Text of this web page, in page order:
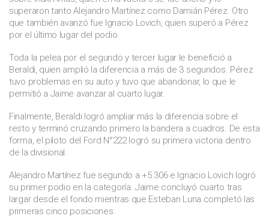
superaron tanto Alejandro Martínez como Damián Pérez. Otro
que también avanzó fue Ignacio Lovich, quien superó a Pérez
por el último lugar del podio.
Toda la pelea por el segundo y tercer lugar le benefició a
Beraldi, quien amplió la diferencia a más de 3 segundos. Pérez
tuvo problemas en su auto y tuvo que abandonar, lo que le
permitió a Jaime avanzar al cuarto lugar.
Finalmente, Beraldi logró ampliar más la diferencia sobre el
resto y terminó cruzando primero la bandera a cuadros. De esta
forma, el piloto del Ford N°222 logró su primera victoria dentro
de la divisional.
Alejandro Martínez fue segundo a +5.306 e Ignacio Lovich logró
su primer podio en la categoría. Jaime concluyó cuarto tras
largar desde el fondo mientras que Esteban Luna completó las
primeras cinco posiciones.